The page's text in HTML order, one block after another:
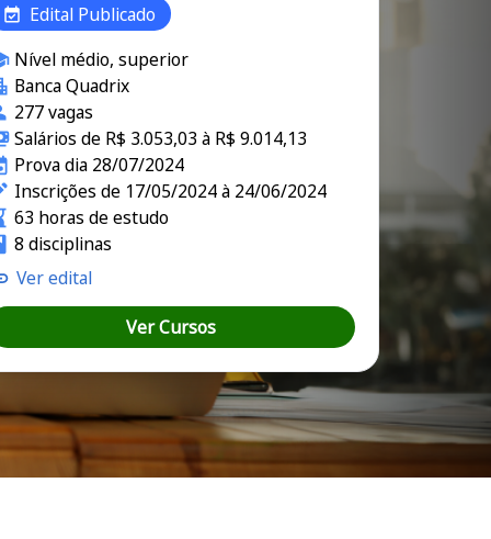
Edital Publicado
Nível médio, superior
Banca Quadrix
277 vagas
Salários de R$ 3.053,03 à R$ 9.014,13
Prova dia 28/07/2024
Inscrições de 17/05/2024 à 24/06/2024
63 horas de estudo
8 disciplinas
Ver edital
Ver Cursos